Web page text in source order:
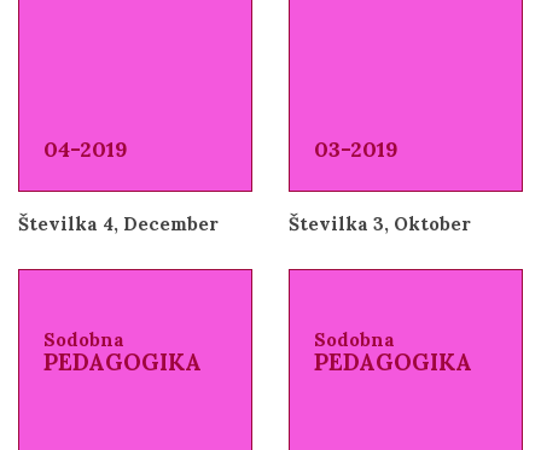
04-2019
Številka 4, December
03-2019
Številka 3, Oktober
Sodobna
PEDAGOGIKA
Sodobna
PEDAGOGIKA